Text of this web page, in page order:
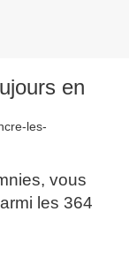
en
vous
les 364